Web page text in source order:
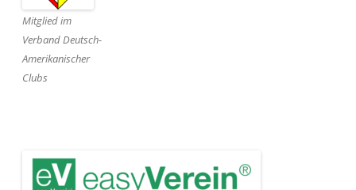
Mitglied im
Verband Deutsch-
Amerikanischer
Clubs